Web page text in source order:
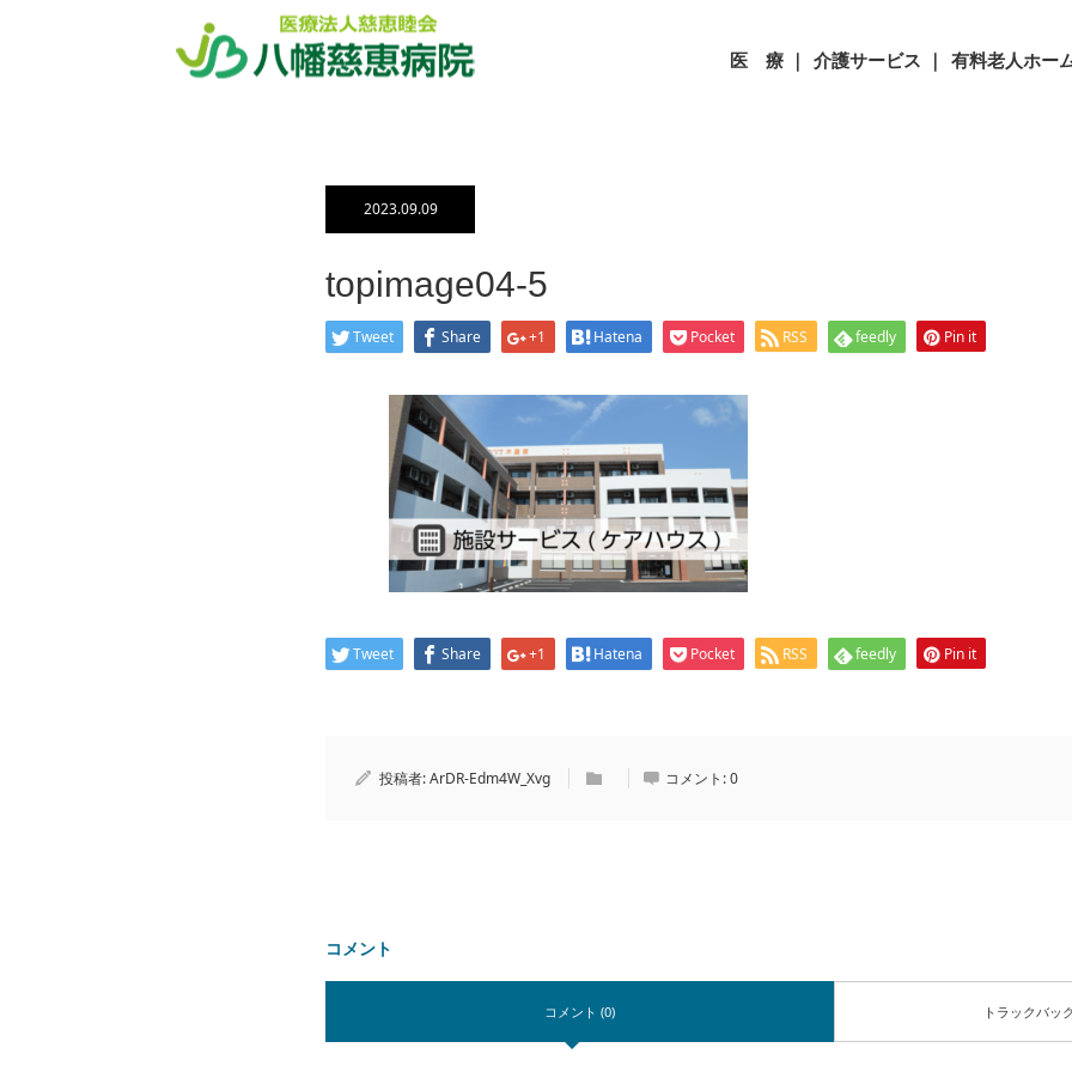
医 療 ｜ 介護サービス ｜ 有料老人ホー
ホーム
ブログ一覧
topimage04-5
2023.09.09
topimage04-5
Tweet Share +1 Hatena Pocket RSS feedly Pin it
Tweet Share +1 Hatena Pocket RSS feedly Pin it
投稿者:ArDR-Edm4W_Xvg コメント:0
コメント
コメント (0) トラックバッ